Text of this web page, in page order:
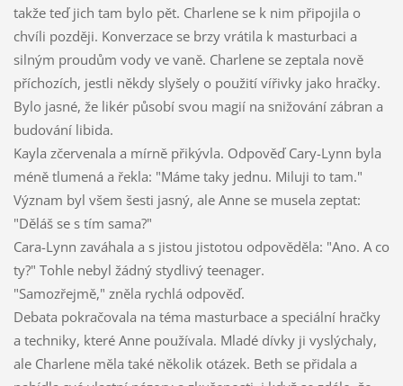
takže teď jich tam bylo pět. Charlene se k nim připojila o
chvíli později. Konverzace se brzy vrátila k masturbaci a
silným proudům vody ve vaně. Charlene se zeptala nově
příchozích, jestli někdy slyšely o použití vířivky jako hračky.
Bylo jasné, že likér působí svou magií na snižování zábran a
budování libida.
Kayla zčervenala a mírně přikývla. Odpověď Cary-Lynn byla
méně tlumená a řekla: "Máme taky jednu. Miluji to tam."
Význam byl všem šesti jasný, ale Anne se musela zeptat:
"Děláš se s tím sama?"
Cara-Lynn zaváhala a s jistou jistotou odpověděla: "Ano. A co
ty?" Tohle nebyl žádný stydlivý teenager.
"Samozřejmě," zněla rychlá odpověď.
Debata pokračovala na téma masturbace a speciální hračky
a techniky, které Anne používala. Mladé dívky ji vyslýchaly,
ale Charlene měla také několik otázek. Beth se přidala a